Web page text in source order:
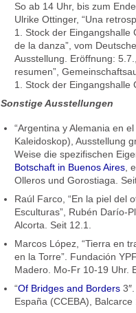
So ab 14 Uhr, bis zum
Ulrike Ottinger, “Una
1. Stock der Eingangshalle
de la danza”, vom
Ausstellung. Eröffnung:
resumen”,
1. Stock der Eingangshalle
Sonstige Ausstellungen
“Argentina y Alemania en
Kaleidoskop), Ausstellung
Weise die spezifischen
Botschaft in Buenos Aires,
Olleros und Gorostiaga. Seit
Raúl Farco, “En la piel del
Esculturas”, Rubén Darío-
Alcorta. Seit 12.1.
Marcos López, “Tierra en
en la Torre”. Fundación
Madero. Mo-Fr 10-19 Uhr.
“Of Bridges and Borders3″.
España (CCEBA),